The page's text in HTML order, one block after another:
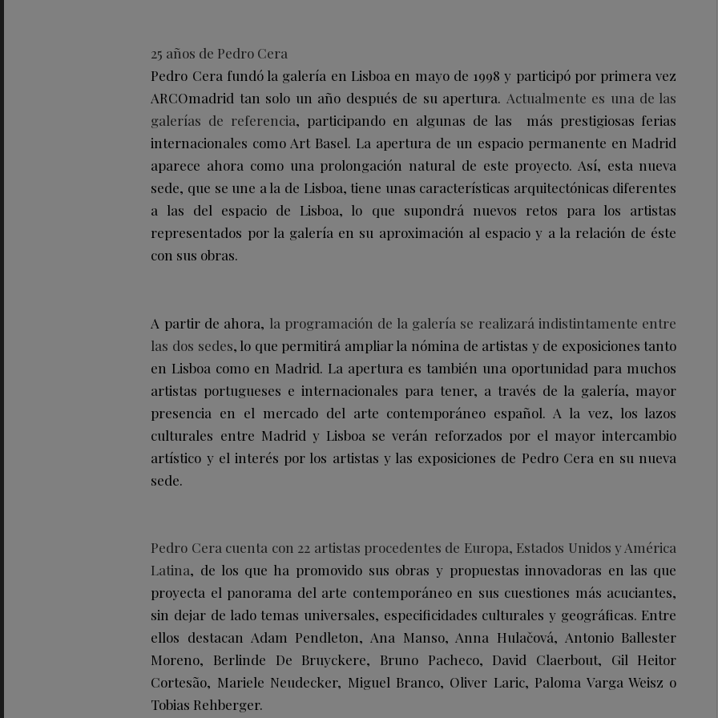
25 años de Pedro Cera
Pedro Cera fundó la galería en Lisboa en mayo de 1998 y participó por primera vez
ARCOmadrid tan solo un año después de su apertura. Actualmente es una de las
galerías de referencia, participando en algunas de las más prestigiosas ferias
internacionales como Art Basel. La apertura de un espacio permanente en Madrid
aparece ahora como una prolongación natural de este proyecto. Así, esta nueva
sede, que se une a la de Lisboa, tiene unas características arquitectónicas diferentes
a las del espacio de Lisboa, lo que supondrá nuevos retos para los artistas
representados por la galería en su aproximación al espacio y a la relación de éste
con sus obras.
A partir de ahora, la programación de la galería se realizará indistintamente entre
las dos sedes, lo que permitirá ampliar la nómina de artistas y de exposiciones tanto
en Lisboa como en Madrid. La apertura es también una oportunidad para muchos
artistas portugueses e internacionales para tener, a través de la galería, mayor
presencia en el mercado del arte contemporáneo español. A la vez, los lazos
culturales entre Madrid y Lisboa se verán reforzados por el mayor intercambio
artístico y el interés por los artistas y las exposiciones de Pedro Cera en su nueva
sede.
Pedro Cera cuenta con 22 artistas procedentes de Europa, Estados Unidos y América
Latina, de los que ha promovido sus obras y propuestas innovadoras en las que
proyecta el panorama del arte contemporáneo en sus cuestiones más acuciantes,
sin dejar de lado temas universales, especificidades culturales y geográficas. Entre
ellos destacan Adam Pendleton, Ana Manso, Anna Hulačová, Antonio Ballester
Moreno, Berlinde De Bruyckere, Bruno Pacheco, David Claerbout, Gil Heitor
Cortesão, Mariele Neudecker, Miguel Branco, Oliver Laric, Paloma Varga Weisz o
Tobias Rehberger.